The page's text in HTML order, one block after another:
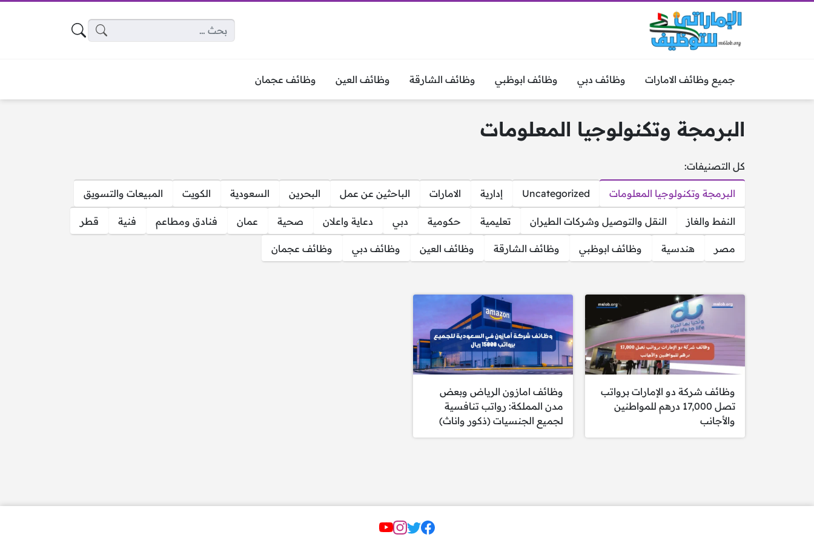
البحث عن:
جميع وظائف الامارات وظائف دبي وظائف ابوظبي وظائف الشارقة وظائف العين وظائف عجمان
البرمجة وتكنولوجيا المعلومات
كل التصنيفات:
Uncategorized إدارية الامارات الباحثين عن عمل البحرين البرمجة وتكنولوجيا المعلومات السعودية الكويت المبيعات والتسويق
النفط والغاز النقل والتوصيل وشركات الطيران تعليمية حكومية دبي دعاية واعلان صحية عمان فنادق ومطاعم فنية قطر
مصر هندسية وظائف ابوظبي وظائف الشارقة وظائف العين وظائف دبي وظائف عجمان
وظائف شركة دو الإمارات برواتب
تصل 17,000 درهم للمواطنين
والأجانب
وظائف امازون الرياض وبعض
مدن المملكة: رواتب تنافسية
لجميع الجنسيات (ذكور واناث)
مواقع التواصل